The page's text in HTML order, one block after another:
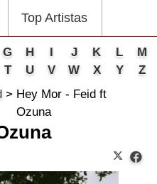
Top Artistas
G H I J K L
M
T U V W X Y
Z
Hey Mor - Feid ft
Ozuna